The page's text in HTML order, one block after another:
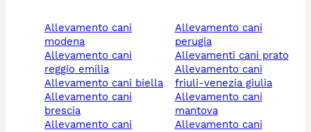
allevamento cani
modena
allevamento cani
reggio emilia
allevamento cani biella
allevamento cani
brescia
allevamento cani
allevamento cani
perugia
allevamenti cani prato
allevamento cani
friuli-venezia giulia
allevamento cani
mantova
allevamento cani